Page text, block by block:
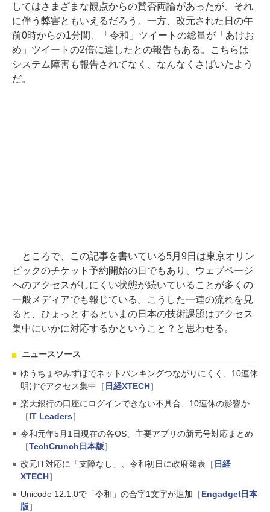
してはさまざまな観点からの賛否両論があったが、それ
に伴う弊害ともいえるだろう。一方、改元された日の午
前0時からの1分間、「令和」ツイートの総量が「あけお
め」ツイートの2倍に達したとの報告もある。こちらは
システム障害も報告されてなく、なんなくさばいたよう
だ。
ところで、この記事を書いている5月9日は東京オリン
ピックのチケット予約開始の日でもあり、ウェブページ
へのアクセスがしにくい状態が続いていることが多くの
一般メディアでも報じている。こうした一連の流れを見
ると、ひょっとするといまの日本の技術課題はアクセス
集中にいかに対応するかということ？と思わせる。
ニュースソース
ゆうちょやみずほでネットバンキングつながりにくく、10連休
明けでアクセス集中［ 日経XTECH］
楽天銀行の口座にログインできない不具合、10連休の影響か
［IT Leaders］
令和元年5月1日現在の各OS、主要アプリの新元号対応まとめ
［TechCrunch日本版］
改元IT対応に「支障なし」、令和初日に政府発表［ 日経
XTECH］
Unicode 12.1.0で「令和」の合字1文字が追加［Engadget日本
版］